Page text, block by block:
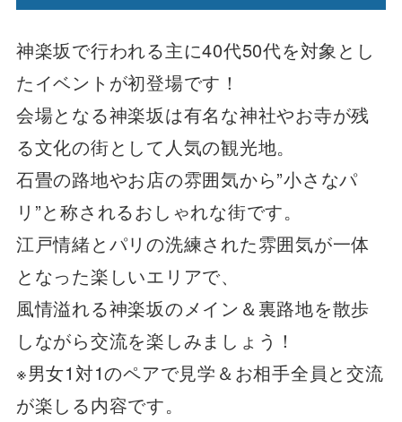
神楽坂で行われる主に40代50代を対象とし
たイベントが初登場です！
会場となる神楽坂は有名な神社やお寺が残
る文化の街として人気の観光地。
石畳の路地やお店の雰囲気から”小さなパ
リ”と称されるおしゃれな街です。
江戸情緒とパリの洗練された雰囲気が一体
となった楽しいエリアで、
風情溢れる神楽坂のメイン＆裏路地を散歩
しながら交流を楽しみましょう！
※男女1対1のペアで見学＆お相手全員と交流
が楽しる内容です。